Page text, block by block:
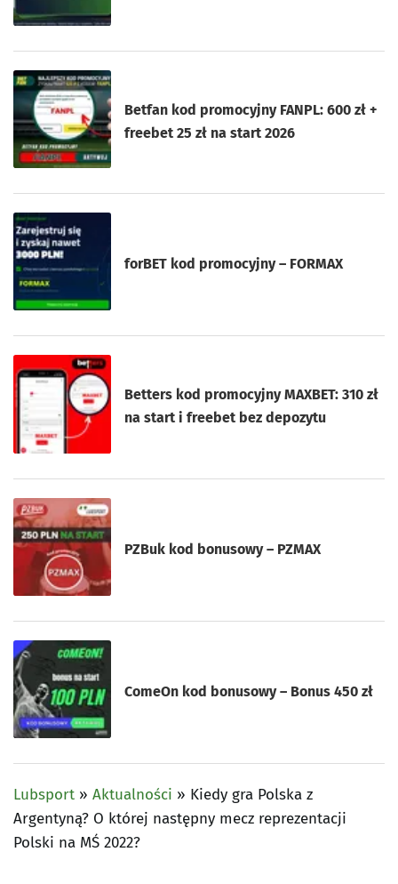
Betfan kod promocyjny FANPL: 600 zł +
freebet 25 zł na start 2026
forBET kod promocyjny – FORMAX
Betters kod promocyjny MAXBET: 310 zł
na start i freebet bez depozytu
PZBuk kod bonusowy – PZMAX
ComeOn kod bonusowy – Bonus 450 zł
Lubsport » Aktualności » Kiedy gra Polska z
Argentyną? O której następny mecz reprezentacji
Polski na MŚ 2022?